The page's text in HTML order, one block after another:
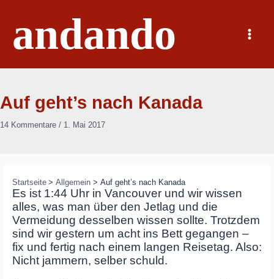
springenandando
Main
Menu
Auf geht’s nach Kanada
14 Kommentare / 1. Mai 2017
Startseite Allgemein Auf geht’s nach Kanada
Es ist 1:44 Uhr in Vancouver und wir wissen
alles, was man über den Jetlag und die
Vermeidung desselben wissen sollte. Trotzdem
sind wir gestern um acht ins Bett gegangen –
fix und fertig nach einem langen Reisetag. Also:
Nicht jammern, selber schuld.